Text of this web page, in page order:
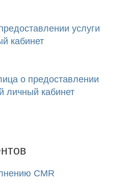
услуги
кабинет
о предоставлении
личный кабинет
CMR